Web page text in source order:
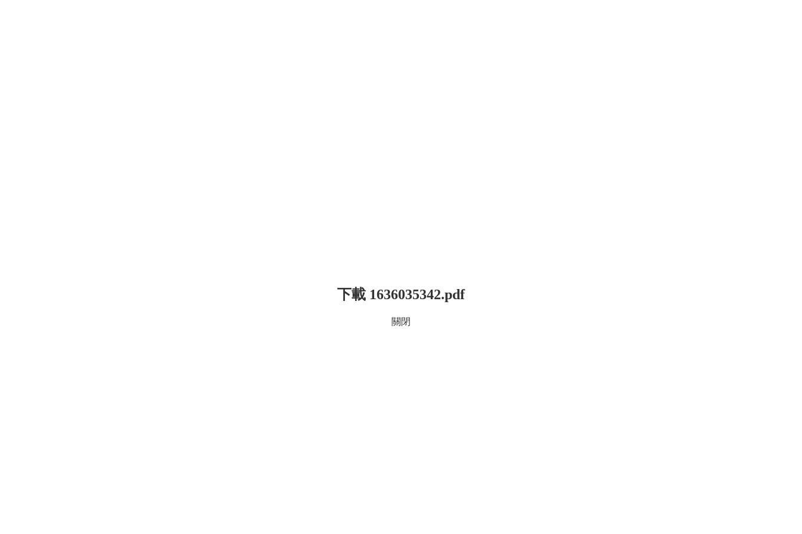
下載 1636035342.pdf
關閉